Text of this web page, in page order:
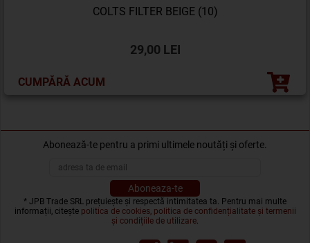
COLTS FILTER BEIGE (10)
29,00 LEI
CUMPĂRĂ ACUM
Abonează-te pentru a primi ultimele noutăți și oferte.
* JPB Trade SRL prețuiește și respectă intimitatea ta. Pentru mai multe
informații, citește politica de cookies, politica de confidențialitate și termenii
și condițiile de utilizare.